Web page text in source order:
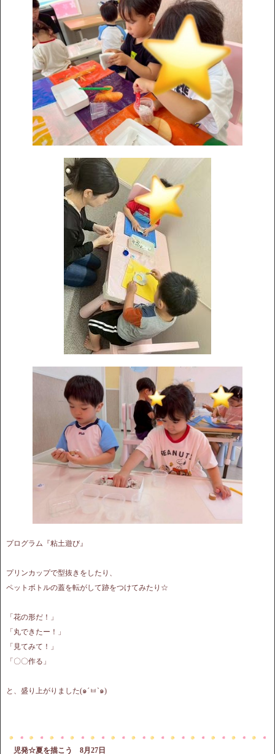
プログラム『粘土遊び』
プリンカップで型抜きをしたり、
ペットボトルの蓋を転がして跡をつけてみたり☆
「花の形だ！」
「丸できたー！」
「見てみて！」
「〇〇作る」
と、盛り上がりました(๑´ㅂ`๑)
児発☆夏を描こう 8月27日